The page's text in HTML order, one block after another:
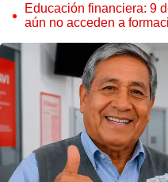
Educación financiera: 9
aún no acceden a